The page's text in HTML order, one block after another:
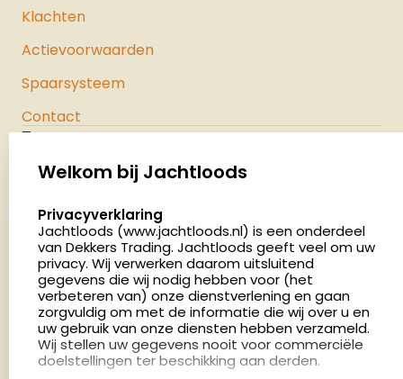
Klachten
Actievoorwaarden
Spaarsysteem
Contact
Palenrij 1
Nederland
4.8
2879 beoordelingen
Openingstijden
Dinsdag en donderdag: 13:00 - 17:00 én 18:00 - 21:00
uur
Welkom bij Jachtloods
select language
Privacyverklaring
Jachtloods (www.jachtloods.nl) is een onderdeel
van Dekkers Trading. Jachtloods geeft veel om uw
privacy. Wij verwerken daarom uitsluitend
gegevens die wij nodig hebben voor (het
verbeteren van) onze dienstverlening en gaan
zorgvuldig om met de informatie die wij over u en
uw gebruik van onze diensten hebben verzameld.
Wij stellen uw gegevens nooit voor commerciële
doelstellingen ter beschikking aan derden.